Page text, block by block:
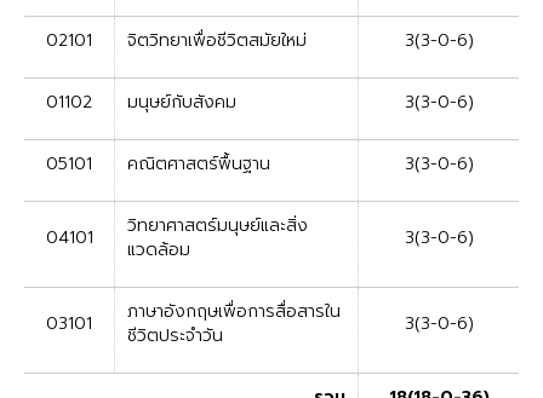
02101 จิตวิทยาเพื่อชีวิตสมัยใหม่ 3(3-0-6)
01102 มนุษย์กับสังคม 3(3-0-6)
05101 คณิตศาสตร์พื้นฐาน 3(3-0-6)
04101
วิทยาศาสตร์มนุษย์และสิ่ง
แวดล้อม
3(3-0-6)
03101
ภาษาอังกฤษเพื่อการสื่อสารใน
ชีวิตประจำวัน
3(3-0-6)